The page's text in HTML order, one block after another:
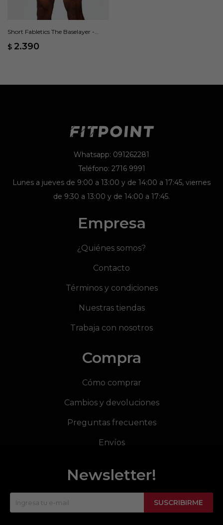
Short Fabletics The Baselayer -
$ 2.390
Whatsapp: 091262281
Teléfono: 2716 9991
Lunes a jueves de 9:00 a 13:00 y de 14:00 a 17:45, viernes
de 9:30 a 13:00 y de 14:00 a 17:45.
Empresa
¿Quiénes somos?
Contacto
Términos y condiciones
Nuestras tiendas
Trabaja con nosotros
Compra
Cómo comprar
Cambios y devoluciones
Preguntas frecuentes
Envíos
Newsletter!
SUSCRIBIRME